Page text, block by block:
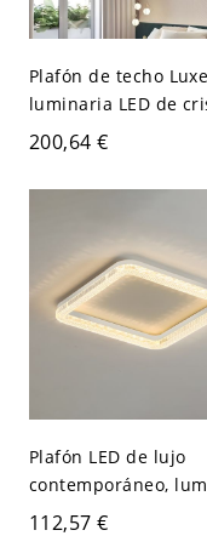
Plafón de techo
luminaria LED de
K9 con temperatura
color ajustable para
dormitorio o
200,64 €
Plafón LED de lujo
contemporáneo,
de perfil bajo con
acrílico facetado -
112,57 €